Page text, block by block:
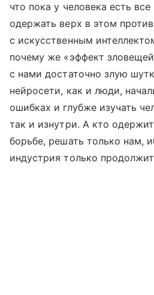
что пока у человека есть
одержать верх в этом
с искусственным
почему же «эффект
с нами достаточно злую
нейросети, как и люди,
ошибках и глубже изучать
так и изнутри. А кто
борьбе, решать только нам,
индустрия только